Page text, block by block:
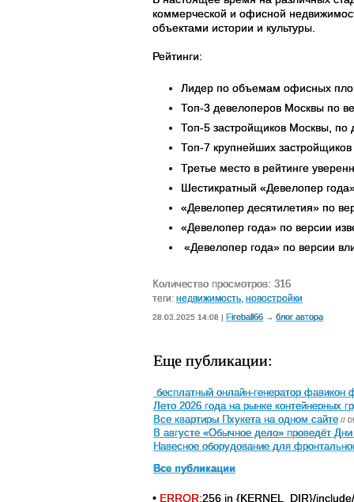
коммерческой и офисной
объектами истории и культуры.
Рейтинги:
Лидер по объемам офисных
Топ-3 девелоперов Москвы по
Топ-5 застройщиков Москвы,
Топ-7 крупнейших
Третье место в рейтинге
Шестикратный «Девелопер
«Девелопер десятилетия» по
«Девелопер года» по версии
«Девелопер года» по версии
Количество просмотров: 316
теги: недвижимость новостройки
28.03.2025 14:08 | Fireball66 → блог автора
Еще публикации:
бесплатный онлайн-генератор фавикон
Лето 2026 года на рынке контейнерных
Все квартиры Пхукета на одном сайте //
В августе «Обычное дело» проведёт
Навесное оборудование для
Все публикации
• ERROR:256 in {KERNEL_DIR}/